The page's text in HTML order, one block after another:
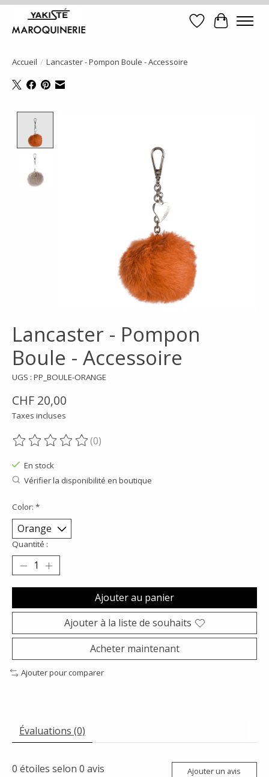
Liste dePanier
Accueil / Lancaster - Pompon Boule - Accessoire
Lancaster - Pompon
Boule - Accessoire
UGS : PP_BOULE-ORANGE
CHF 20,00
Taxes incluses
Ce produit est évalué à
(0)
En stock
Vérifier la disponibilité en boutique
Color: *
Quantité :
Ajouter au panier
Ajouter à la liste de souhaits
Acheter maintenant
Ajouter pour comparer
Évaluations (0)
0 étoiles selon 0 avis Ajouter un avis